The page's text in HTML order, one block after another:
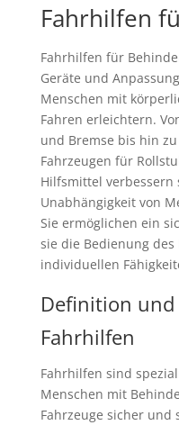
Fahrhilfen
Fahrhilfen für
Geräte und
Menschen mit
Fahren erleichtern.
und Bremse bis hin
Fahrzeugen für
Hilfsmittel
Unabhängigkeit von
Sie ermöglichen ein
sie die Bedienung des
individuellen
Definition
Fahrhilfen
Fahrhilfen sind
Menschen mit
Fahrzeuge sicher und